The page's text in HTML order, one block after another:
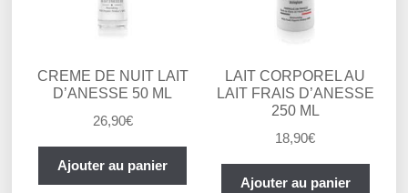
CREME DE NUIT LAIT
D’ANESSE 50 ML
26,90€
Ajouter au panier
LAIT CORPOREL AU
LAIT FRAIS D’ANESSE
250 ML
18,90€
Ajouter au panier